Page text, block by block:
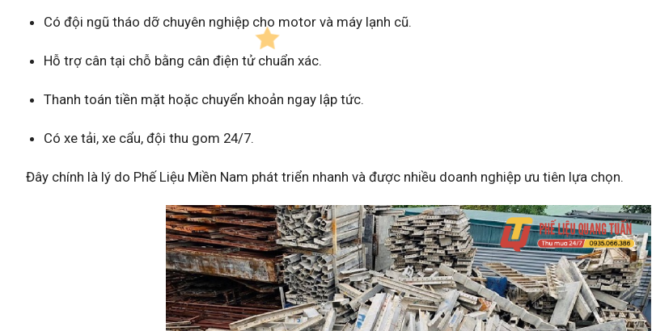
Có đội ngũ tháo dỡ chuyên nghiệp cho motor và máy lạnh cũ.
Hỗ trợ cân tại chỗ bằng cân điện tử chuẩn xác.
Thanh toán tiền mặt hoặc chuyển khoản ngay lập tức.
Có xe tải, xe cẩu, đội thu gom 24/7.
Đây chính là lý do Phế Liệu Miền Nam phát triển nhanh và được nhiều doanh nghiệp ưu tiên lựa chọn.